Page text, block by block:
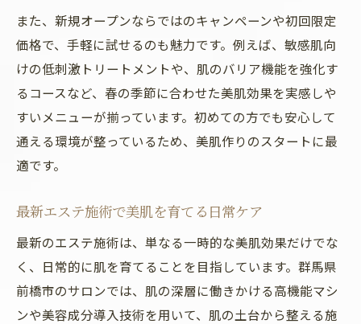
また、新規オープンならではのキャンペーンや初回限定
価格で、手軽に試せるのも魅力です。例えば、敏感肌向
けの低刺激トリートメントや、肌のバリア機能を強化す
るコースなど、春の季節に合わせた美肌効果を実感しや
すいメニューが揃っています。初めての方でも安心して
通える環境が整っているため、美肌作りのスタートに最
適です。
最新エステ施術で美肌を育てる日常ケア
最新のエステ施術は、単なる一時的な美肌効果だけでな
く、日常的に肌を育てることを目指しています。群馬県
前橋市のサロンでは、肌の深層に働きかける高機能マシ
ンや美容成分導入技術を用いて、肌の土台から整える施